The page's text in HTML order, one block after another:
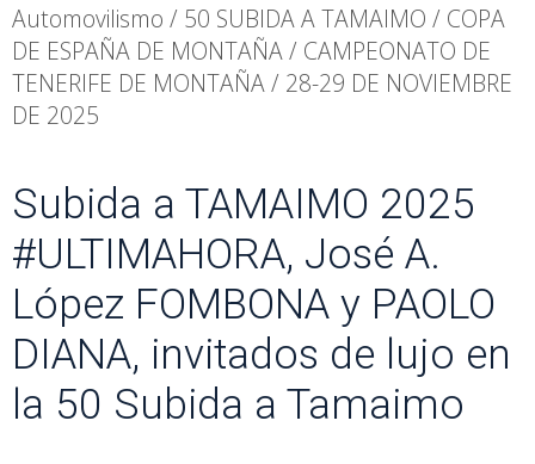
Automovilismo / 50 SUBIDA A TAMAIMO / COPA
DE ESPAÑA DE MONTAÑA / CAMPEONATO DE
TENERIFE DE MONTAÑA / 28-29 DE NOVIEMBRE
DE 2025
Subida a TAMAIMO 2025
#ULTIMAHORA, José A.
López FOMBONA y PAOLO
DIANA, invitados de lujo en
la 50 Subida a Tamaimo